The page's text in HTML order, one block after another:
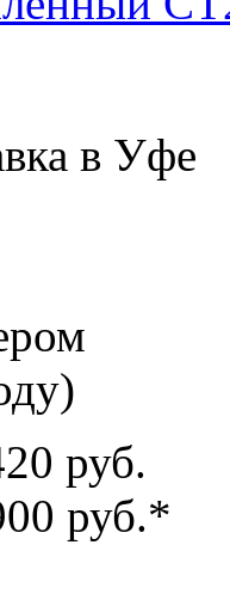
в Уфе
руб.
руб.*